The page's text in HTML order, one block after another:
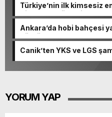
Türkiye’nin ilk kimsesiz
Sincan’da yükseliyor
Ankara’da hobi bahçesi
gördü
Canik’ten YKS ve LGS
YORUM YAP